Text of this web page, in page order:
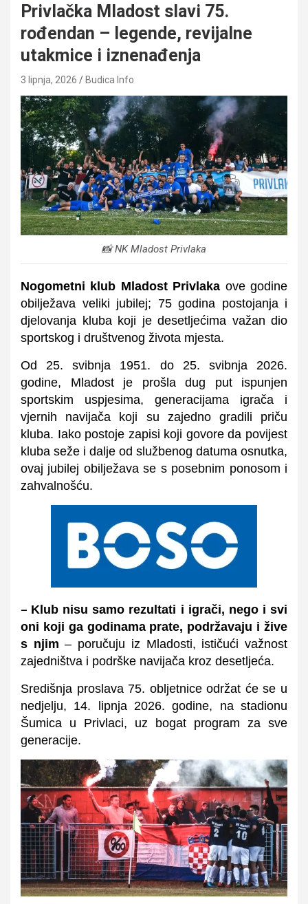
Privlačka Mladost slavi 75.
rođendan – legende, revijalne
utakmice i iznenađenja
3 lipnja, 2026 Budica Info
📸 NK Mladost Privlaka
Nogometni klub Mladost Privlaka ove godine
obilježava veliki jubilej; 75 godina postojanja i
djelovanja kluba koji je desetljećima važan dio
sportskog i društvenog života mjesta.
Od 25. svibnja 1951. do 25. svibnja 2026.
godine, Mladost je prošla dug put ispunjen
sportskim uspjesima, generacijama igrača i
vjernih navijača koji su zajedno gradili priču
kluba. Iako postoje zapisi koji govore da povijest
kluba seže i dalje od službenog datuma osnutka,
ovaj jubilej obilježava se s posebnim ponosom i
zahvalnošću.
– Klub nisu samo rezultati i igrači, nego i svi
oni koji ga godinama prate, podržavaju i žive
s njim – poručuju iz Mladosti, ističući važnost
zajedništva i podrške navijača kroz desetljeća.
Središnja proslava 75. obljetnice održat će se u
nedjelju, 14. lipnja 2026. godine, na stadionu
Šumica u Privlaci, uz bogat program za sve
generacije.